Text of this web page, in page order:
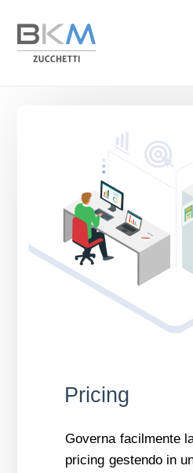
Pricing
Governa facilmente
pricing gestendo in